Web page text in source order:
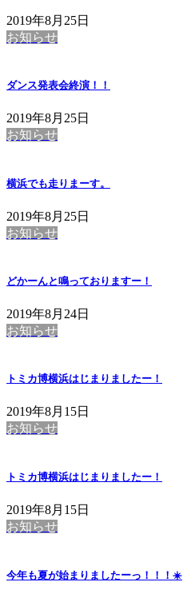
2019年8月25日
お知らせ
ダンス発表会終演！！
2019年8月25日
お知らせ
横浜でも走りまーす。
2019年8月25日
お知らせ
どかーんと鳴っておりますー！
2019年8月24日
お知らせ
トミカ博横浜はじまりましたー！
2019年8月15日
お知らせ
トミカ博横浜はじまりましたー！
2019年8月15日
お知らせ
今年も夏が始まりましたーっ！！！☀️